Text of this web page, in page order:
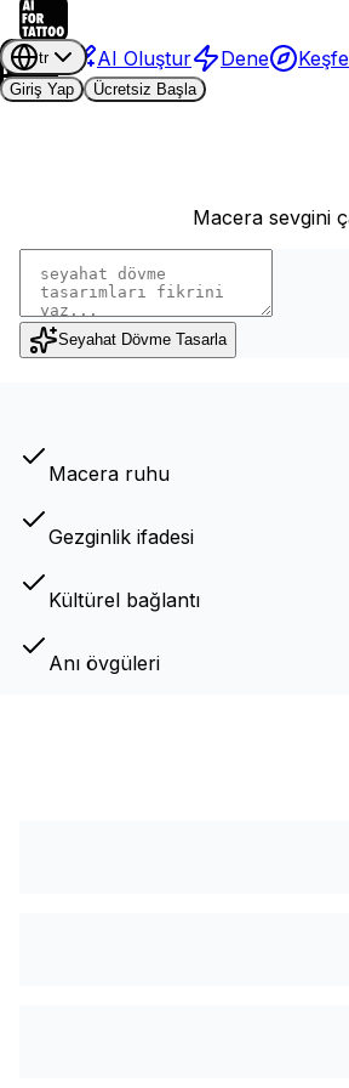
AI Oluştur Dene
tr
Giriş Yap
Ücretsiz Başla
Macera sevgini
Seyahat Dövme Tasarla
Macera ruhu
Gezginlik ifadesi
Kültürel bağlantı
Anı övgüleri